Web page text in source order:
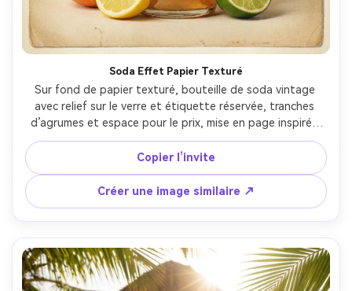
Soda Effet Papier Texturé
Sur fond de papier texturé, bouteille de soda vintage
avec relief sur le verre et étiquette réservée, tranches
d’agrumes et espace pour le prix, mise en page inspirée
de films vintage avec subtil grain tramé, marges
équilibrées pour impression, studio doux, Hasselblad X2D,
80mm, cadrage de produit frontal, reflets et ombres
réalistes, haute résolution --ar 4:5
Copier l’invite
Créer une image similaire ↗